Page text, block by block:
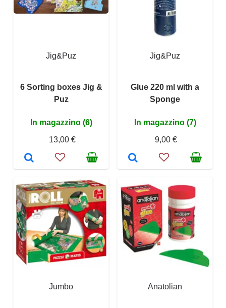
Jig&Puz
6 Sorting boxes Jig &
Puz
In magazzino (6)
13,00 €
Jig&Puz
Glue 220 ml with a
Sponge
In magazzino (7)
9,00 €
Jumbo Anatolian